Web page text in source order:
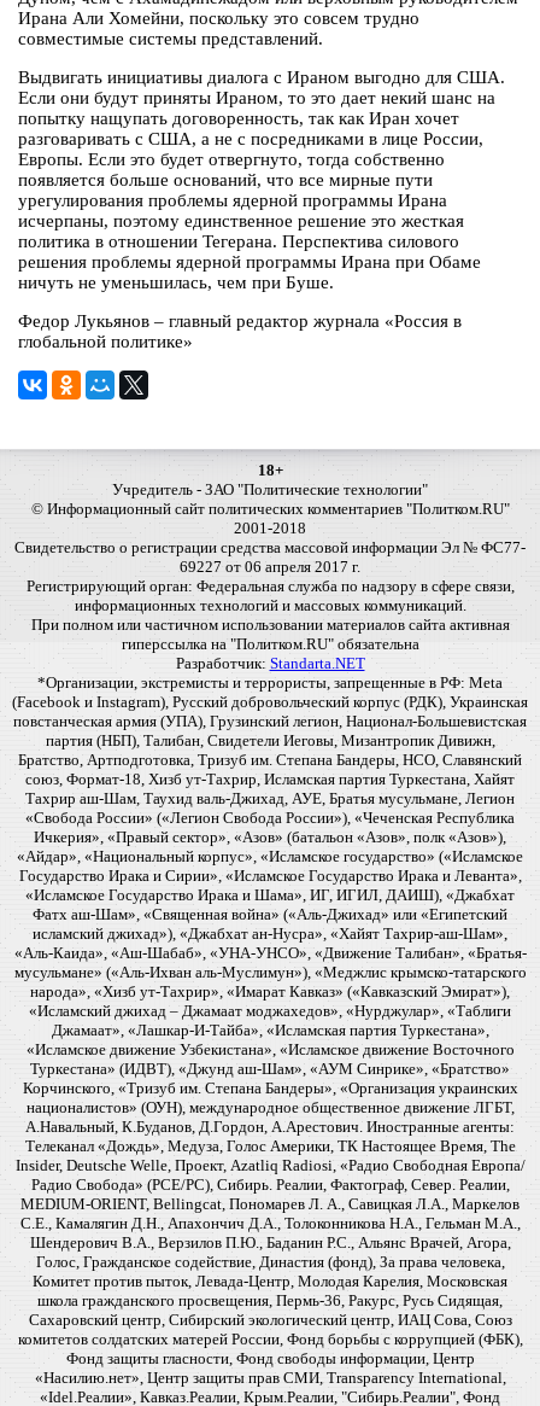
Ирана Али Хомейни, поскольку это совсем трудно
совместимые системы представлений.
Выдвигать инициативы диалога с Ираном выгодно для США.
Если они будут приняты Ираном, то это дает некий шанс на
попытку нащупать договоренность, так как Иран хочет
разговаривать с США, а не с посредниками в лице России,
Европы. Если это будет отвергнуто, тогда собственно
появляется больше оснований, что все мирные пути
урегулирования проблемы ядерной программы Ирана
исчерпаны, поэтому единственное решение это жесткая
политика в отношении Тегерана. Перспектива силового
решения проблемы ядерной программы Ирана при Обаме
ничуть не уменьшилась, чем при Буше.
Федор Лукьянов – главный редактор журнала «Россия в
глобальной политике»
18+
Учредитель - ЗАО "Политические технологии"
© Информационный сайт политических комментариев "Политком.RU"
2001-2018
Свидетельство о регистрации средства массовой информации Эл № ФС77-
69227 от 06 апреля 2017 г.
Регистрирующий орган: Федеральная служба по надзору в сфере связи,
информационных технологий и массовых коммуникаций.
При полном или частичном использовании материалов сайта активная
гиперссылка на "Политком.RU" обязательна
Разработчик: Standarta.NET
*Организации, экстремисты и террористы, запрещенные в РФ: Meta
(Facebook и Instagram), Русский добровольческий корпус (РДК), Украинская
повстанческая армия (УПА), Грузинский легион, Национал-Большевистская
партия (НБП), Талибан, Свидетели Иеговы, Мизантропик Дивижн,
Братство, Артподготовка, Тризуб им. Степана Бандеры, НСО, Славянский
союз, Формат-18, Хизб ут-Тахрир, Исламская партия Туркестана, Хайят
Тахрир аш-Шам, Таухид валь-Джихад, АУЕ, Братья мусульмане, Легион
«Свобода России» («Легион Свобода России»), «Чеченская Республика
Ичкерия», «Правый сектор», «Азов» (батальон «Азов», полк «Азов»),
«Айдар», «Национальный корпус», «Исламское государство» («Исламское
Государство Ирака и Сирии», «Исламское Государство Ирака и Леванта»,
«Исламское Государство Ирака и Шама», ИГ, ИГИЛ, ДАИШ), «Джабхат
Фатх аш-Шам», «Священная война» («Аль-Джихад» или «Египетский
исламский джихад»), «Джабхат ан-Нусра», «Хайят Тахрир-аш-Шам»,
«Аль-Каида», «Аш-Шабаб», «УНА-УНСО», «Движение Талибан», «Братья-
мусульмане» («Аль-Ихван аль-Муслимун»), «Меджлис крымско-татарского
народа», «Хизб ут-Тахрир», «Имарат Кавказ» («Кавказский Эмират»),
«Исламский джихад – Джамаат моджахедов», «Нурджулар», «Таблиги
Джамаат», «Лашкар-И-Тайба», «Исламская партия Туркестана»,
«Исламское движение Узбекистана», «Исламское движение Восточного
Туркестана» (ИДВТ), «Джунд аш-Шам», «АУМ Синрике», «Братство»
Корчинского, «Тризуб им. Степана Бандеры», «Организация украинских
националистов» (ОУН), международное общественное движение ЛГБТ,
А.Навальный, К.Буданов, Д.Гордон, А.Арестович. Иностранные агенты:
Телеканал «Дождь», Медуза, Голос Америки, ТК Настоящее Время, The
Insider, Deutsche Welle, Проект, Azatliq Radiosi, «Радио Свободная Европа/
Радио Свобода» (PCE/PC), Сибирь. Реалии, Фактограф, Север. Реалии,
MEDIUM-ORIENT, Bellingcat, Пономарев Л. А., Савицкая Л.А., Маркелов
С.Е., Камалягин Д.Н., Апахончич Д.А., Толоконникова Н.А., Гельман М.А.,
Шендерович В.А., Верзилов П.Ю., Баданин Р.С., Альянс Врачей, Агора,
Голос, Гражданское содействие, Династия (фонд), За права человека,
Комитет против пыток, Левада-Центр, Молодая Карелия, Московская
школа гражданского просвещения, Пермь-36, Ракурс, Русь Сидящая,
Сахаровский центр, Сибирский экологический центр, ИАЦ Сова, Союз
комитетов солдатских матерей России, Фонд борьбы с коррупцией (ФБК),
Фонд защиты гласности, Фонд свободы информации, Центр
«Насилию.нет», Центр защиты прав СМИ, Transparency International,
«Idel.Реалии», Кавказ.Реалии, Крым.Реалии, "Сибирь.Реалии", Фонд